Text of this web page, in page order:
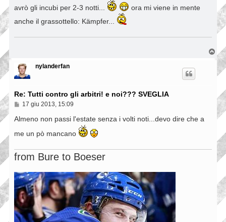
a
g
avrò gli incubi per 2-3 notti...
ora mi viene in mente
anche il grassottello: Kämpfer...
o
nylanderfan
Re: Tutti contro gli arbitri! e noi??? SVEGLIA
M
s
a
i
o
17 giu 2013, 15:09
Almeno non passi l'estate senza i volti noti...devo dire che a
me un pò mancano
from Bure to Boeser